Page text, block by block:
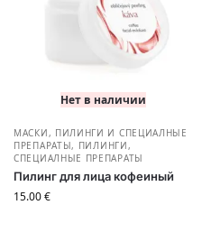
Нет в наличии
МАСКИ, ПИЛИНГИ И СПЕЦИАЛНЫЕ
ПРЕПАРАТЫ, ПИЛИНГИ,
СПЕЦИАЛНЫЕ ПРЕПАРАТЫ
Пилинг для лица кофеиный
15.00€